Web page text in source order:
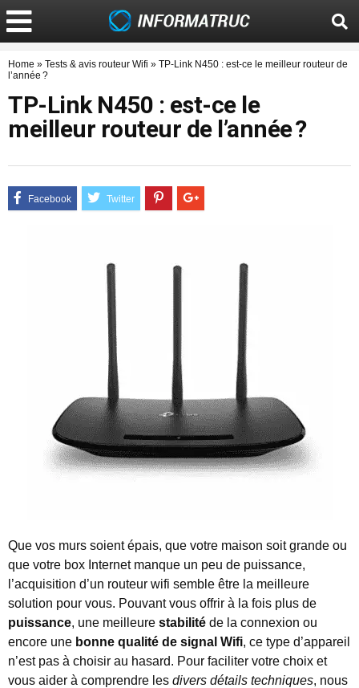
Home » Tests & avis routeur Wifi » TP-Link N450 : est-ce le meilleur routeur de
l’année ?
TP-Link N450 : est-ce le
meilleur routeur de l’année ?
Que vos murs soient épais, que votre maison soit grande ou
que votre box Internet manque un peu de puissance,
l’acquisition d’un routeur wifi semble être la meilleure
solution pour vous. Pouvant vous offrir à la fois plus de
puissance, une meilleure stabilité de la connexion ou
encore une bonne qualité de signal Wifi, ce type d’appareil
n’est pas à choisir au hasard. Pour faciliter votre choix et
vous aider à comprendre les divers détails techniques, nous